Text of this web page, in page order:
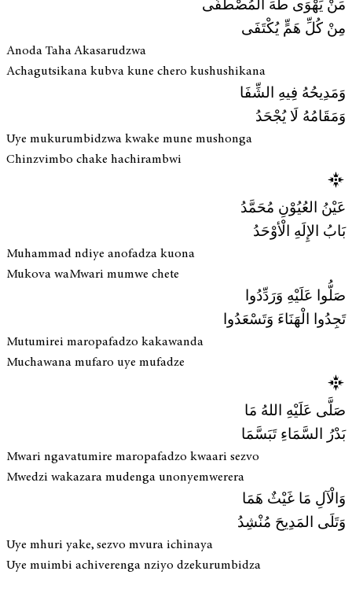
مَنْ يَهْوَى طَهَ الْمُصْطَفَى
مِنْ كُلِّ هَمٍّ يُكْتَفَى
Anoda Taha Akasarudzwa
Achagutsikana kubva kune chero kushushikana
وَمَدِيحُهُ فِيهِ الشِّفَا
وَمَقَامُهُ لَا يُجْحَدُ
Uye mukurumbidzwa kwake mune mushonga
Chinzvimbo chake hachirambwi
عَيْنُ العُيُوْنِ مُحَمَّدُ
بَابُ الإِلَهِ الْأوْحَدُ
Muhammad ndiye anofadza kuona
Mukova waMwari mumwe chete
صَلُّوا عَلَيْهِ وَرَدِّدُوا
تَجِدُوا الْهَنَاءَ وَتَسْعَدُوا
Mutumirei maropafadzo kakawanda
Muchawana mufaro uye mufadze
صَلَّى عَلَيْهِ اللهُ مَا
بَدْرُ السَّمَاءِ تَبَسَّمَا
Mwari ngavatumire maropafadzo kwaari sezvo
Mwedzi wakazara mudenga unonyemwerera
وَالْآلِ مَا غَيْثٌ هَمَا
وَتَلَى المَدِيحَ مُنْشِدُ
Uye mhuri yake, sezvo mvura ichinaya
Uye muimbi achiverenga nziyo dzekurumbidza